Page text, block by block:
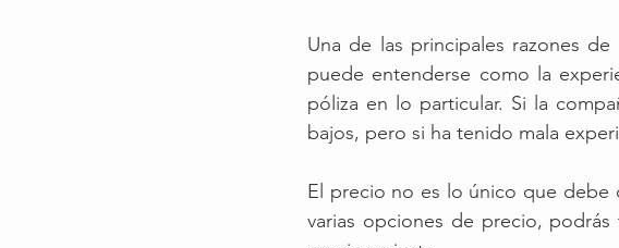
Una de las principales razones
puede entenderse como la
póliza en lo particular. Si la
bajos, pero si ha tenido mala
El precio no es lo único que debe
varias opciones de precio,